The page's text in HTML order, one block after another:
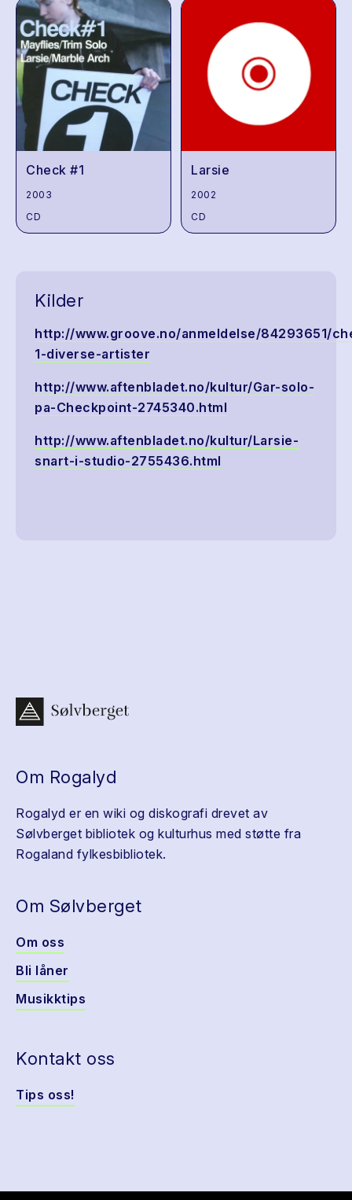
Check #1
2003
CD
Larsie
2002
CD
Kilder
http://www.groove.no/anmeldelse/84293651/
1-diverse-artister
http://www.aftenbladet.no/kultur/Gar-solo-
pa-Checkpoint-2745340.html
http://www.aftenbladet.no/kultur/Larsie-
snart-i-studio-2755436.html
Om Rogalyd
Rogalyd er en wiki og diskografi drevet av
Sølvberget bibliotek og kulturhus med støtte fra
Rogaland fylkesbibliotek.
Om Sølvberget
Om oss
Bli låner
Musikktips
Kontakt oss
Tips oss!